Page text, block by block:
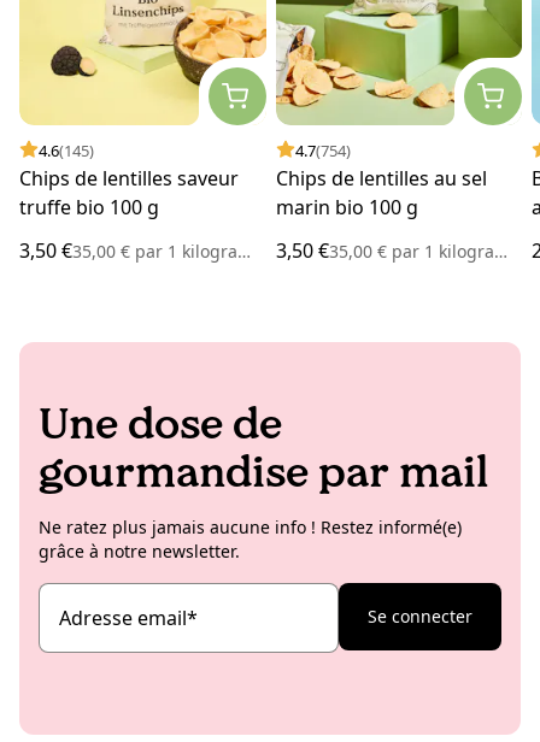
4.6(145)
Chips de lentilles saveur
truffe bio 100 g
3,50 €35,00 € par 1 kilogramme
4.7(754)
Chips de lentilles au sel
marin bio 100 g
3,50 €35,00 € par1 kilogramme
Une dose de
gourmandise par mail
Ne ratez plus jamais aucune info ! Restez informé(e)
grâce à notre newsletter.
Adresse email* Se connecter